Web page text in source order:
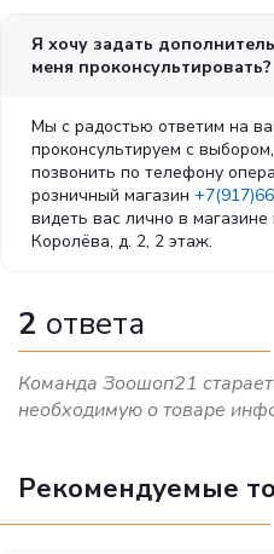
Я хочу задать
меня проконсультировать?
Мы с радостью ответим на
проконсультируем с
позвонить по телефону
розничный магазин
видеть вас лично в
Королёва, д. 2, 2 этаж.
2 ответа
Команда Зоошоп21
необходимую о товаре
Рекомендуемые